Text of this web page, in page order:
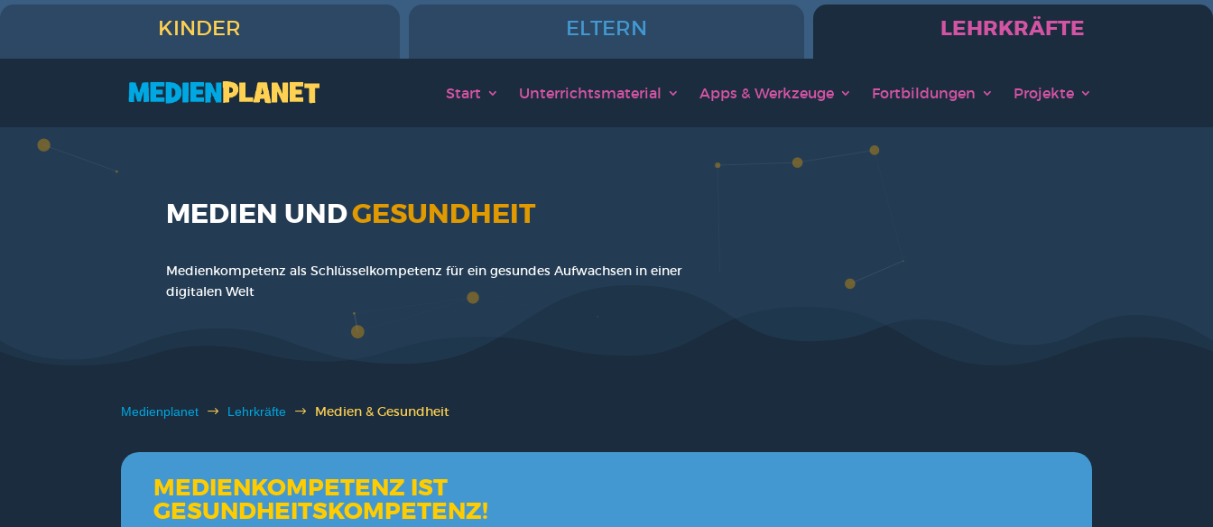
KINDER ELTERN LEHRKRÄFTE
Start Unter­richts­ma­te­ri­al Apps & Werk­zeu­ge Fort­bil­dun­gen Pro­jek­te
MEDIEN UNDGESUNDHEIT
Medi­en­kom­pe­tenz als Schlüs­sel­kom­pe­tenz für ein gesun­des Auf­wach­sen in einer
digi­ta­len Welt
Medi­en­pla­net $ Lehr­kräf­te $ Medi­en & Gesund­heit
MEDIENKOMPETENZ IST
GESUNDHEITSKOMPETENZ!